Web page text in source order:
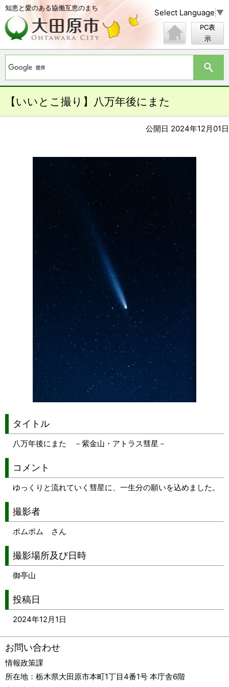
知恵と愛のある協働互恵のまち Select Language ▼
PC表
示
【いいとこ撮り】八万年後にまた
公開日 2024年12月01日
タイトル
八万年後にまた －紫金山・アトラス彗星－
コメント
ゆっくりと流れていく彗星に、一生分の願いを込めました。
撮影者
ポムポム さん
撮影場所及び日時
御亭山
投稿日
2024年12月1日
お問い合わせ
情報政策課
所在地： 栃木県大田原市本町1丁目4番1号 本庁舎6階